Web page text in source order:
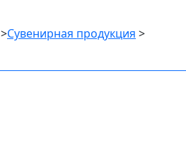
>Сувенирная продукция >